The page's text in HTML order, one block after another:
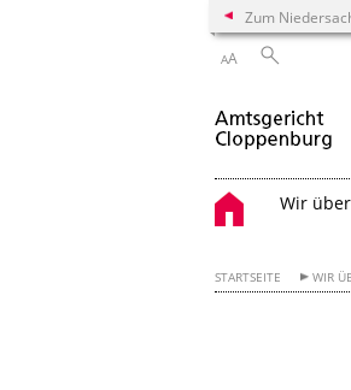
Zum
AA
Wir
STARTSEITE WIR